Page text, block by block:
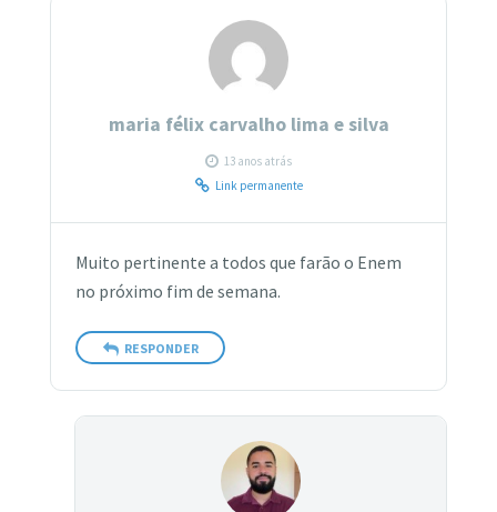
maria félix carvalho lima e silva
13 anos atrás
Link permanente
Muito pertinente a todos que farão o Enem
no próximo fim de semana.
RESPONDER